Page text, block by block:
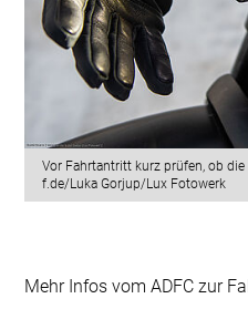
Vor Fahrtantritt kurz prüfen, ob
f.de/Luka Gorjup/Lux Fotowerk
Mehr Infos vom ADFC zur